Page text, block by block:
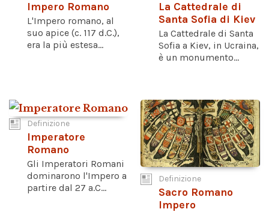
Impero Romano
L'Impero romano, al
suo apice (c. 117 d.C.),
era la più estesa...
La Cattedrale di
Santa Sofia di Kiev
La Cattedrale di Santa
Sofia a Kiev, in Ucraina,
è un monumento...
Definizione
Imperatore
Romano
Gli Imperatori Romani
dominarono l'Impero a
partire dal 27 a.C...
Definizione
Sacro Romano
Impero